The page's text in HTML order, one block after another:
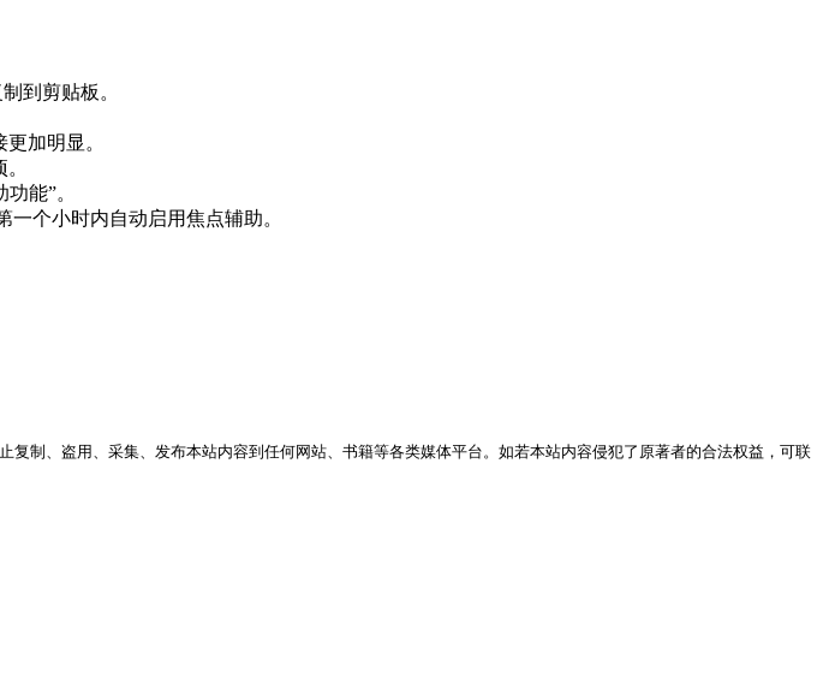
到剪贴板。
加明显。
能”。
个小时内自动启用焦点辅助。
制、盗用、采集、发布本站内容到任何网站、书籍等各类媒体平台。如若本站内容侵犯了原著者的合法权益，可联